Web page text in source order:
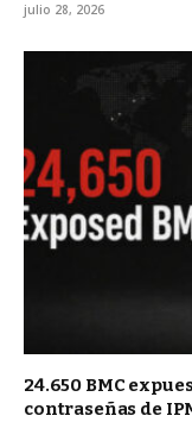
julio 28, 2026
24.650 BMC
contraseñas de